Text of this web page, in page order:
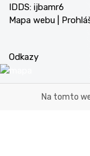
IDDS: ijbamr6
Mapa webu
Odkazy
Na tomto